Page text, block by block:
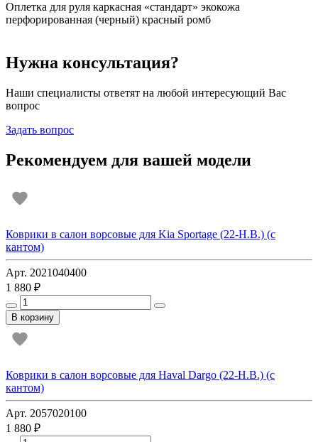
Оплетка для руля каркасная «стандарт» экокожа
перфорированная (черный) красный ромб
Нужна консультация?
Наши специалисты ответят на любой интересующий Вас
вопрос
Задать вопрос
Рекомендуем для вашей модели
Коврики в салон ворсовые для Kia Sportage (22-Н.В.) (с
кантом)
Арт. 2021040400
1 880 ₽
В корзину
Коврики в салон ворсовые для Haval Dargo (22-Н.В.) (с
кантом)
Арт. 2057020100
1 880 ₽